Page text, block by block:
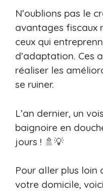
N’oublions pas le
avantages fiscaux
ceux qui
d’adaptation. Ces
réaliser les
se ruiner.
L’an dernier, un
baignoire en
jours ! 🚿💡
Pour aller plus loin
votre domicile,